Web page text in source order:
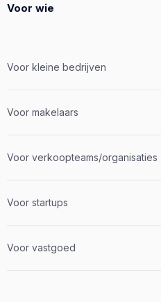
Voor wie
Voor kleine bedrijven
Voor makelaars
Voor verkoopteams/organisaties
Voor startups
Voor vastgoed